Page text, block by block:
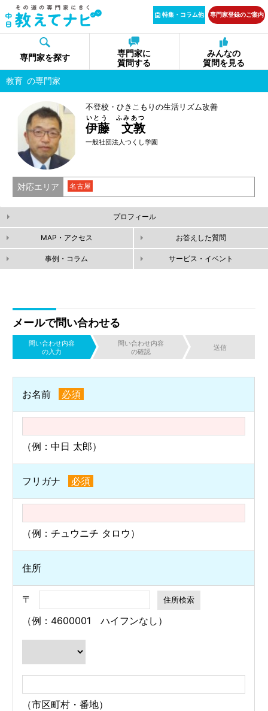
特集・コラム他 専門家登録のご案内
専門家を探す
専門家に
質問する
みんなの
質問を見る
教育 の専門家
不登校・ひきこもりの生活リズム改善
伊藤 文敦
いとう ふみあつ
一般社団法人つくし学園
対応エリア 名古屋
プロフィール
MAP・アクセス お答えした質問
事例・コラム サービス・イベント
メールで問い合わせる
問い合わせ内容
の入力
問い合わせ内容
の確認
送信
お名前 必須
（例：中日 太郎）
フリガナ 必須
（例：チュウニチ タロウ）
住所
〒
（例：4600001 ハイフンなし）
（市区町村・番地）